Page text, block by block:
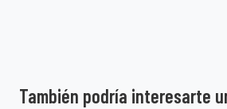
También podría interesarte